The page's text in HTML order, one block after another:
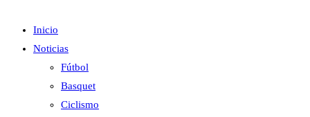
Inicio
Noticias
Fútbol
Basquet
Ciclismo